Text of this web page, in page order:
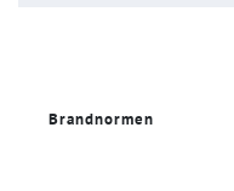
Brandnormen